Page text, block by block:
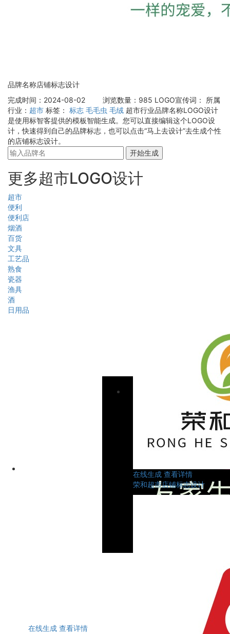
品牌名称店铺标志设计
完成时间：2024-08-02
浏览数量：985 LOGO宣传词：
所属
行业： 超市 标签： 标志 毛毛虫 毛绒 超市行业品牌名称LOGO设计
是使用标智客提供的模板智能生成。您可以直接编辑这个LOGO设
计，快速得到自己的品牌标志，也可以点击“马上去设计”去生成个性
的店铺标志设计。
开始生成
更多超市LOGO设计
超市
便利
便利店
烟酒
百货
文具
工艺品
熟食
瓷器
渔具
酒
日用品
在线生成 查看详情
在线生成 查看详情
荣和超市店铺标志设计